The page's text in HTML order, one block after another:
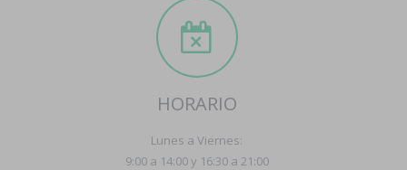
HORARIO
Lunes a Viernes:
9:00 a 14:00 y 16:30 a 21:00